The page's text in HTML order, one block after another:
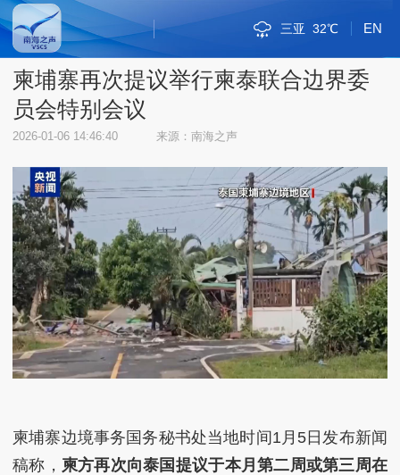
EN
河内 38℃
三沙 32℃
三亚 32℃
琼海 36℃
海口 35℃
斯里巴加湾 34℃
金边 34℃
雅加达 33℃
万象 33℃
吉隆坡 33℃
马尼拉 30℃
新加坡市 33℃
曼谷 33℃
内比都 31℃
河内 38℃
三沙 32℃
柬埔寨再次提议举行柬泰联合边界委
员会特别会议
2026-01-06 14:46:40 来源：南海之声
柬埔寨边境事务国务秘书处当地时间1月5日发布新闻
稿称， 柬方再次向泰国提议于本月第二周或第三周在